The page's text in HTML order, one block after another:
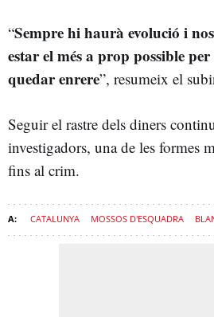
“Sempre hi haurà evolució i
estar el més a prop possible
quedar enrere”, resumeix el
Seguir el rastre dels diners
investigadors, una de les formes
fins al crim.
CATALUNYA MOSSOS D'ESQUADRA